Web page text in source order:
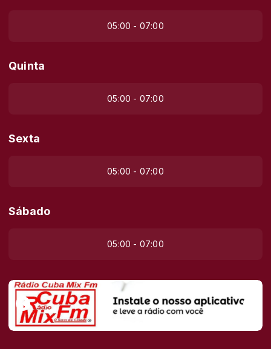
05:00 - 07:00
Quinta
05:00 - 07:00
Sexta
05:00 - 07:00
Sábado
05:00 - 07:00